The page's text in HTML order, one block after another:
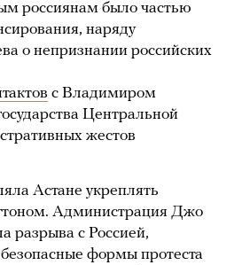
россиянам было частью
наряду
о непризнании российских
с Владимиром
Центральной
жестов
Астане укреплять
Администрация Джо
разрыва с Россией,
формы протеста